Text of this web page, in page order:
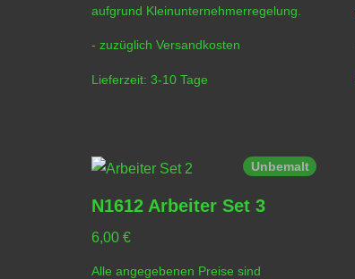
aufgrund Kleinunternehmerregelung.
- zuzüglich Versandkosten
Lieferzeit: 3-10 Tage
Unbemalt
N1612 Arbeiter Set 3
6,00 €
Alle angegebenen Preise sind